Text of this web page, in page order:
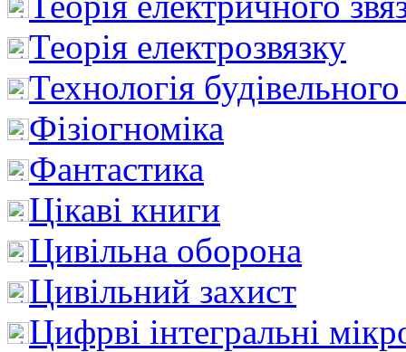
Теорія електрозвязку
Технологія
Фізіогноміка
Фантастика
Цікаві книги
Цивільна оборона
Цивільний захист
Цифрві інтегральні